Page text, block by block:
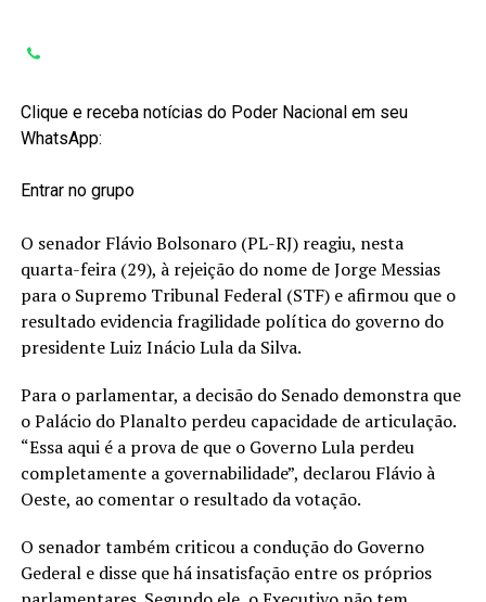
Clique e receba notícias do Poder Nacional em seu
WhatsApp:
Entrar no grupo
O senador Flávio Bolsonaro (PL-RJ) reagiu, nesta
quarta-feira (29), à rejeição do nome de Jorge Messias
para o Supremo Tribunal Federal (STF) e afirmou que o
resultado evidencia fragilidade política do governo do
presidente Luiz Inácio Lula da Silva.
Para o parlamentar, a decisão do Senado demonstra que
o Palácio do Planalto perdeu capacidade de articulação.
“Essa aqui é a prova de que o Governo Lula perdeu
completamente a governabilidade”, declarou Flávio à
Oeste, ao comentar o resultado da votação.
O senador também criticou a condução do Governo
Gederal e disse que há insatisfação entre os próprios